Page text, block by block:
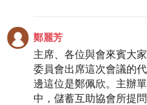
鄭麗芳
主席、各位與會來賓大
委員會出席這次會議的
邊這位是鄭佩欣。主辦
中，儲蓄互助協會所提